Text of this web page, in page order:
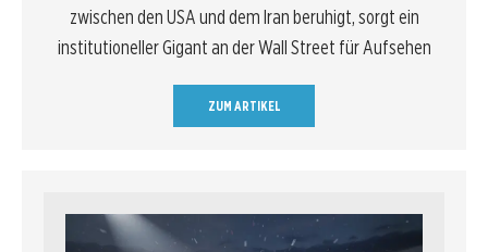
zwischen den USA und dem Iran beruhigt, sorgt ein
institutioneller Gigant an der Wall Street für Aufsehen
ZUM ARTIKEL